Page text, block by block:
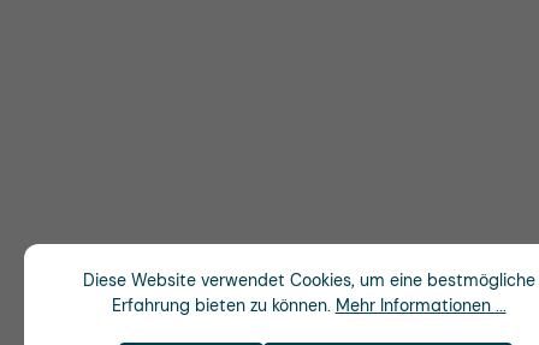
Diese Website verwendet Cookies, um eine bestmögliche
Erfahrung bieten zu können. Mehr Informationen ...